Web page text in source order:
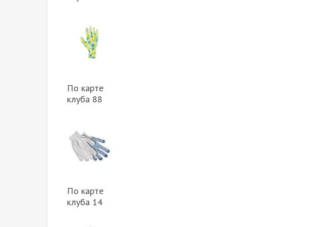
По карте
клуба 88
По карте
клуба 14